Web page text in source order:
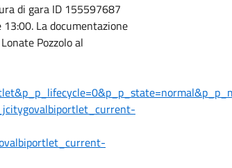
di gara ID 155597687
La documentazione
Pozzolo al